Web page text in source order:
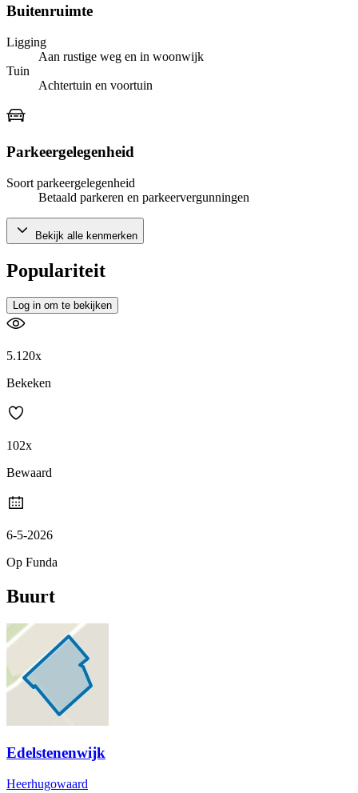
Buitenruimte
Ligging
Aan rustige weg en in woonwijk
Tuin
Achtertuin en voortuin
Parkeergelegenheid
Soort parkeergelegenheid
Betaald parkeren en parkeervergunningen
Bekijk alle kenmerken
Populariteit
Log in om te bekijken
5.120x
Bekeken
102x
Bewaard
6-5-2026
Op Funda
Buurt
Edelstenenwijk
Heerhugowaard